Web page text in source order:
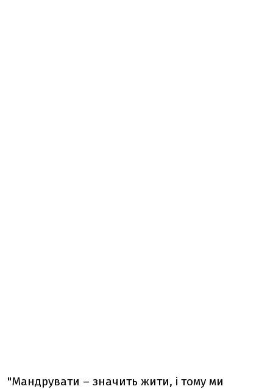
"Мандрувати – значить жити, і тому ми